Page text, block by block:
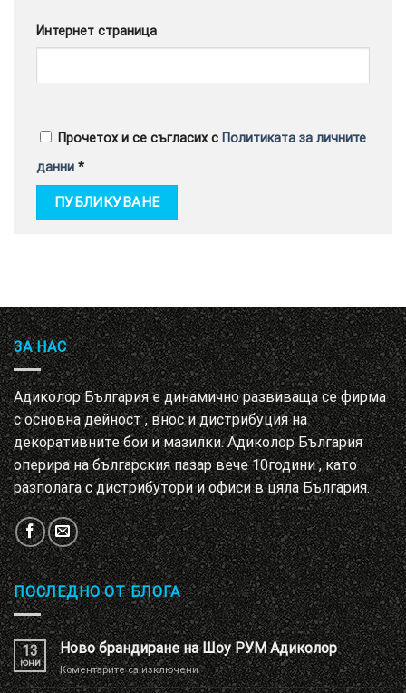
Интернет страница
Прочетох и се съгласих с Политиката за личните
данни *
ЗА НАС
Адиколор България е динамично развиваща се фирма
с основна дейност , внос и дистрибуция на
декоративните бои и мазилки. Адиколор България
оперира на българския пазар вече 10години , като
разполага с дистрибутори и офиси в цяла България.
ПОСЛЕДНО ОТ БЛОГА
13
юни
Ново брандиране на Шоу РУМ Адиколор
Коментарите са изключениза
Ново